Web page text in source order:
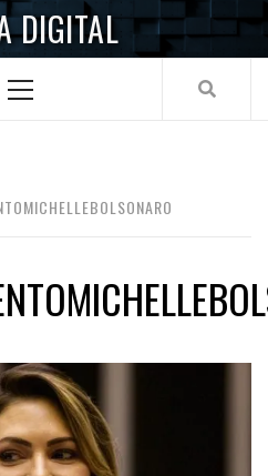
DIGITAL
Menu